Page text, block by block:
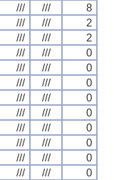
/// ///
8
/// ///
2
/// ///
2
/// ///
0
/// ///
0
/// ///
0
/// ///
0
/// ///
0
/// ///
0
/// ///
0
/// ///
0
/// ///
0